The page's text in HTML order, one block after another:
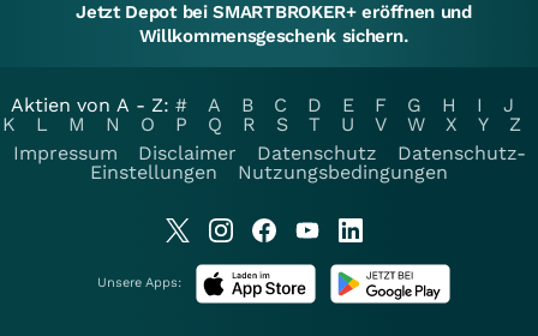
Jetzt Depot bei SMARTBROKER+ eröffnen und
Willkommensgeschenk sichern.
Aktien von A - Z: # A B C D E F G H I
J
K
L M N O P Q R S T U V W X Y
Z
Impressum
Disclaimer Datenschutz
Datenschutz-
Einstellungen
Nutzungsbedingungen
Unsere Apps: